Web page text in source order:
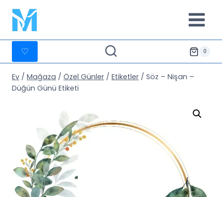
İçeriğe
geç
♡ 0
Ev / Mağaza / Özel Günler / Etiketler / Söz – Nişan –
Düğün Günü Etiketi